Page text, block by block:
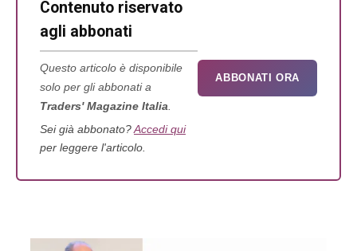
Contenuto riservato
agli abbonati
Questo articolo è disponibile
solo per gli abbonati a
Traders' Magazine Italia
Sei già abbonato? Accedi qui
per leggere l'articolo.
ABBONATI ORA